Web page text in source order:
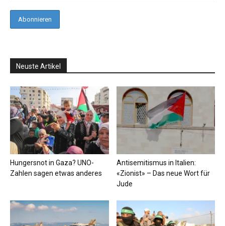
Neuste Artikel
Hungersnot in Gaza? UNO-
Zahlen sagen etwas anderes
Antisemitismus in Italien:
«Zionist» – Das neue Wort für
Jude